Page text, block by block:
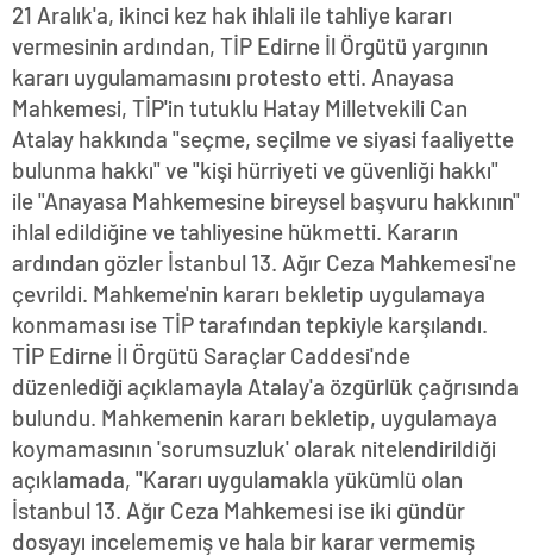
21 Aralık'a, ikinci kez hak ihlali ile tahliye kararı
vermesinin ardından, TİP Edirne İl Örgütü yargının
kararı uygulamamasını protesto etti. Anayasa
Mahkemesi, TİP'in tutuklu Hatay Milletvekili Can
Atalay hakkında "seçme, seçilme ve siyasi faaliyette
bulunma hakkı" ve "kişi hürriyeti ve güvenliği hakkı"
ile "Anayasa Mahkemesine bireysel başvuru hakkının"
ihlal edildiğine ve tahliyesine hükmetti. Kararın
ardından gözler İstanbul 13. Ağır Ceza Mahkemesi'ne
çevrildi. Mahkeme'nin kararı bekletip uygulamaya
konmaması ise TİP tarafından tepkiyle karşılandı.
TİP Edirne İl Örgütü Saraçlar Caddesi'nde
düzenlediği açıklamayla Atalay'a özgürlük çağrısında
bulundu. Mahkemenin kararı bekletip, uygulamaya
koymamasının 'sorumsuzluk' olarak nitelendirildiği
açıklamada, "Kararı uygulamakla yükümlü olan
İstanbul 13. Ağır Ceza Mahkemesi ise iki gündür
dosyayı incelememiş ve hala bir karar vermemiş